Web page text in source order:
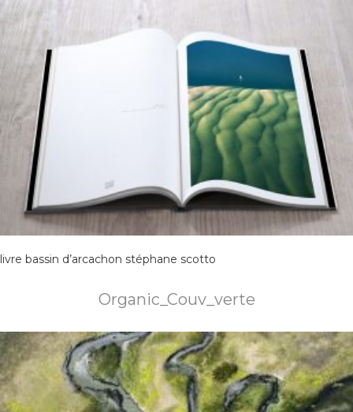
livre bassin d’arcachon stéphane scotto
Organic_Couv_verte